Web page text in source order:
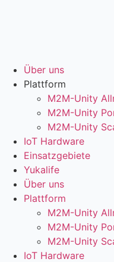
Über uns
Plattform
M2M-Unity
M2M-Unity
M2M-Unity
IoT Hardware
Einsatzgebiete
Yukalife
Über uns
Plattform
M2M-Unity
M2M-Unity
M2M-Unity
IoT Hardware